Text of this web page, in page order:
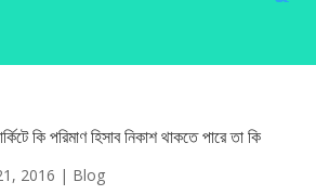
কি পরিমাণ হিসাব নিকাশ থাকতে পারে তা কি
2016 | Blog